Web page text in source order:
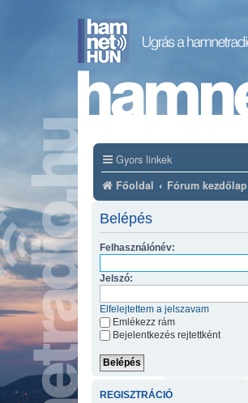
Gyors linkek
Főoldal Fórum kezdőlap
Belépés
Felhasználónév:
Jelszó:
Elfelejtettem a jelszavam
Emlékezz rám
Bejelentkezés rejtettként
REGISZTRÁCIÓ